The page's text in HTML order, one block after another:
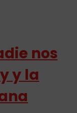
nos
y la